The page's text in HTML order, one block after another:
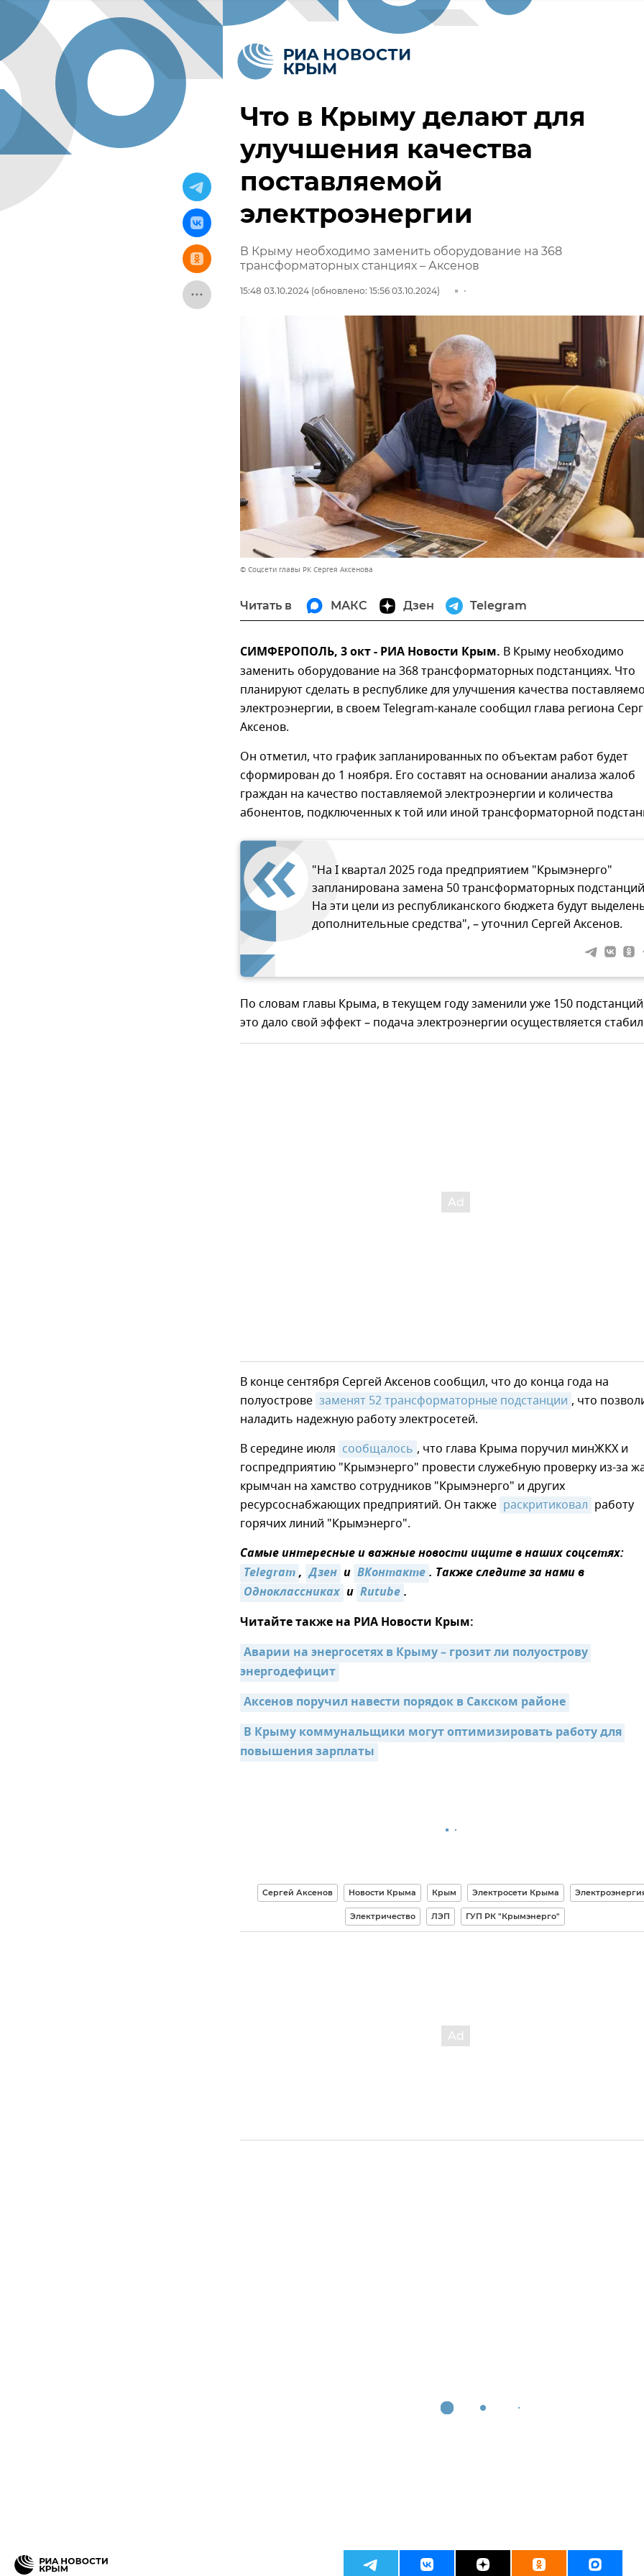
Что в Крыму делают для
улучшения качества
поставляемой
электроэнергии
В Крыму необходимо заменить оборудование на 368
трансформаторных станциях – Аксенов
15:48 03.10.2024 (обновлено: 15:56 03.10.2024)
© Соцсети главы РК Сергея Аксенова
Читать в МАКС Дзен Telegram
СИМФЕРОПОЛЬ, 3 окт - РИА Новости Крым. В Крыму необходимо
заменить оборудование на 368 трансформаторных подстанциях. Что
планируют сделать в республике для улучшения качества
электроэнергии, в своем Telegram-канале сообщил глава региона
Аксенов.
Он отметил, что график запланированных по объектам работ будет
сформирован до 1 ноября. Его составят на основании анализа жалоб
граждан на качество поставляемой электроэнергии и количества
абонентов, подключенных к той или иной трансформаторной
"На I квартал 2025 года предприятием "Крымэнерго"
запланирована замена 50 трансформаторных
На эти цели из республиканского бюджета будут
дополнительные средства", – уточнил Сергей Аксенов.
По словам главы Крыма, в текущем году заменили уже 150
это дало свой эффект – подача электроэнергии осуществляется
В конце сентября Сергей Аксенов сообщил, что до конца года на
полуострове заменят 52 трансформаторные подстанции , что
наладить надежную работу электросетей.
В середине июля сообщалось , что глава Крыма поручил минЖКХ и
госпредприятию "Крымэнерго" провести служебную проверку из-за
крымчан на хамство сотрудников "Крымэнерго" и других
ресурсоснабжающих предприятий. Он также раскритиковал работу
горячих линий "Крымэнерго".
Самые интересные и важные новости ищите в наших соцсетях:
Telegram, Дзен и ВКонтакте. Также следите за нами в
Одноклассниках и Rutube.
Читайте также на РИА Новости Крым:
Аварии на энергосетях в Крыму – грозит ли полуострову
энергодефицит
Аксенов поручил навести порядок в Сакском районе
В Крыму коммунальщики могут оптимизировать работу для
повышения зарплаты
Сергей Аксенов Новости Крыма Крым Электросети Крыма
Электричество ЛЭП ГУП РК "Крымэнерго"